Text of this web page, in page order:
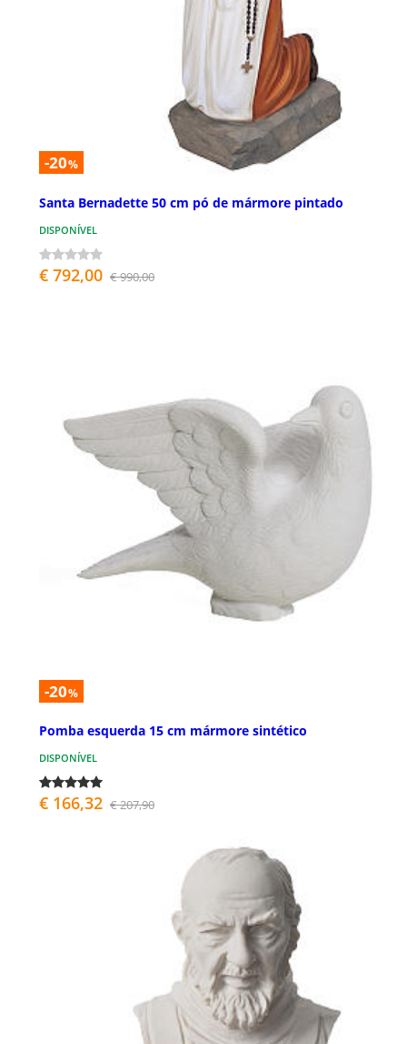
-20%
Santa Bernadette 50 cm pó de mármore pintado
DISPONÍVEL
€ 792,00 € 990,00
-20%
Pomba esquerda 15 cm mármore sintético
DISPONÍVEL
€ 166,32 € 207,90